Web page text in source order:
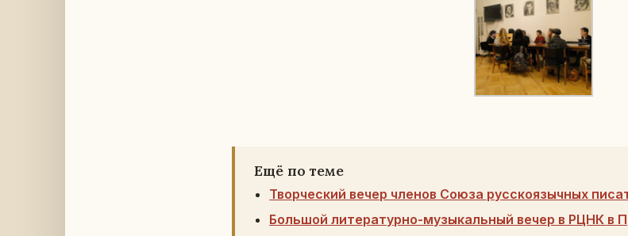
Ещё по теме
Творческий вечер членов Союза русскоязычных
Большой литературно-музыкальный вечер в РЦНК в